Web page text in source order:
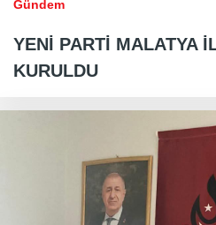
Gündem
YENİ PARTİ MALATYA
KURULDU